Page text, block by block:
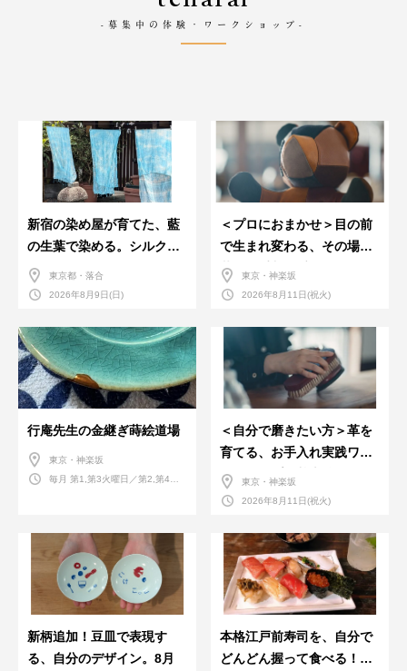
-募集中の体験・ワークショップ-
新宿の染め屋が育てた、藍
の生葉で染める。シルクの
ストール
東京都・落合
2026年8月9日(日)
＜プロにおまかせ＞目の前
で生まれ変わる、その場で
革のお手入れ受付会。
東京・神楽坂
2026年8月11日(祝火)
行庵先生の金継ぎ蒔絵道場
東京・神楽坂
毎月 第1,第3火曜日／第2,第4火
＜自分で磨きたい方＞革を
育てる、お手入れ実践ワー
クショップ。基本編！
東京・神楽坂
2026年8月11日(祝火)
新柄追加！豆皿で表現す
る、自分のデザイン。8月
本格江戸前寿司を、自分で
どんどん握って食べる！職